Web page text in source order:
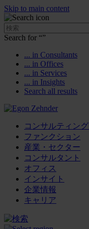
Skip to main content
Search for “”
... in Consultants
... in Offices
... in Services
... in Insights
Search all results
コンサルティン
ファンクション
産業・セクター
コンサルタント
オフィス
インサイト
企業情報
キャリア